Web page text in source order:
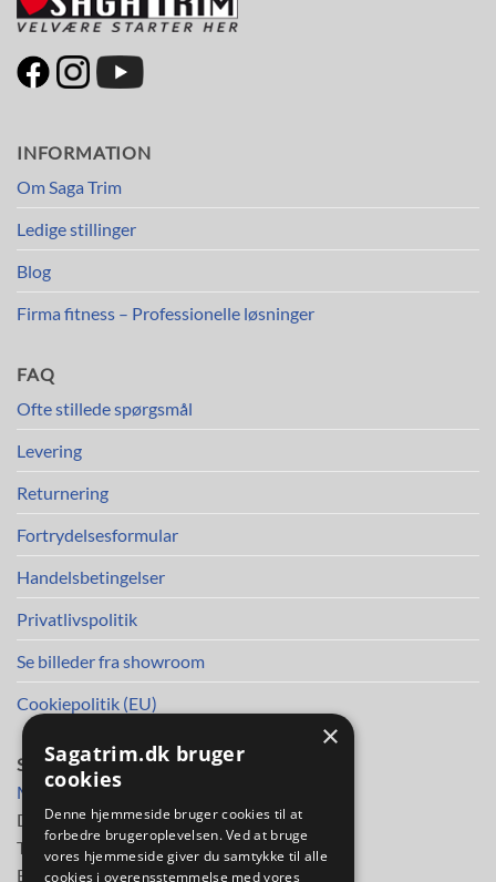
INFORMATION
Om Saga Trim
Ledige stillinger
Blog
Firma fitness – Professionelle løsninger
FAQ
Ofte stillede spørgsmål
Levering
Returnering
Fortrydelsesformular
Handelsbetingelser
Privatlivspolitik
Se billeder fra showroom
Cookiepolitik (EU)
SAGA TRIM APS
Mileparken 30
DK-2730 Herlev
Telefon38 11 48 11
E-mail:info@sagatrim.dk
×
Sagatrim.dk bruger
cookies
Denne hjemmeside bruger cookies til at
forbedre brugeroplevelsen. Ved at bruge
vores hjemmeside giver du samtykke til alle
cookies i overensstemmelse med vores